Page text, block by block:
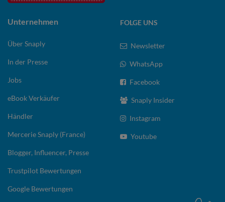
Unternehmen
Über Snaply
In der Presse
Jobs
eBook Verkäufer
Händler
Mercerie Snaply (France)
Blogger, Influencer, Presse
Trustpilot Bewertungen
Google Bewertungen
FOLGE UNS
Newsletter
WhatsApp
Facebook
Snaply Insider
Instagram
Youtube